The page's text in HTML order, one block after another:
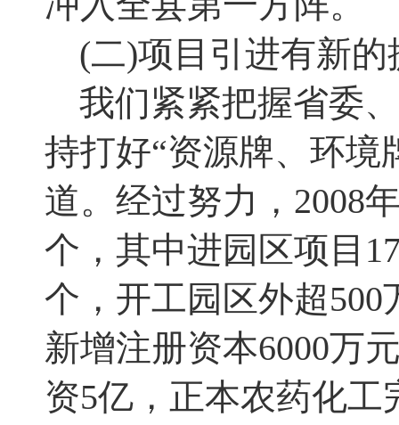
(二)项目引进有新的
我们紧紧把握省委
持打好“资源牌、环境
道。经过努力 ， 2008
个 ， 其中进园区项目
个 ， 开工园区外超500
新增注册资本6000万
资5亿 ， 正本农药化工